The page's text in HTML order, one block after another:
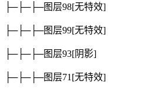
├─├─├─图层98[无特效]
├─├─├─图层99[无特效]
├─├─├─图层93[阴影]
├─├─├─图层71 [无特效]